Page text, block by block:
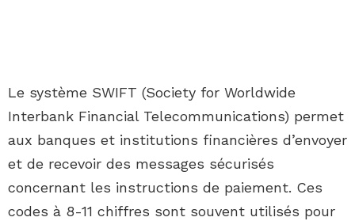
Le système SWIFT (Society for Worldwide
Interbank Financial Telecommunications) permet
aux banques et institutions financières d’envoyer
et de recevoir des messages sécurisés
concernant les instructions de paiement. Ces
codes à 8-11 chiffres sont souvent utilisés pour